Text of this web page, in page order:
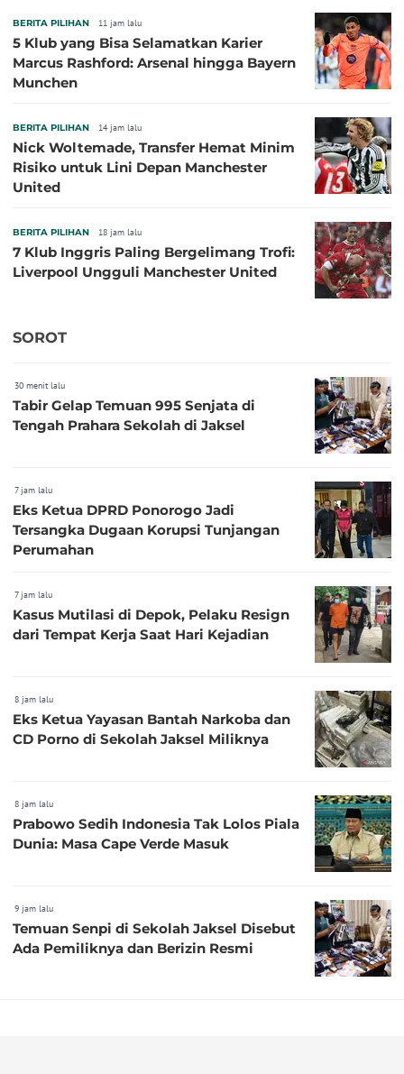
BERITA PILIHAN 11 jam lalu
5 Klub yang Bisa Selamatkan Karier
Marcus Rashford: Arsenal hingga Bayern
Munchen
BERITA PILIHAN 14 jam lalu
Nick Woltemade, Transfer Hemat Minim
Risiko untuk Lini Depan Manchester
United
BERITA PILIHAN 18 jam lalu
7 Klub Inggris Paling Bergelimang Trofi:
Liverpool Ungguli Manchester United
SOROT
30 menit lalu
Tabir Gelap Temuan 995 Senjata di
Tengah Prahara Sekolah di Jaksel
7 jam lalu
Eks Ketua DPRD Ponorogo Jadi
Tersangka Dugaan Korupsi Tunjangan
Perumahan
7 jam lalu
Kasus Mutilasi di Depok, Pelaku Resign
dari Tempat Kerja Saat Hari Kejadian
8 jam lalu
Eks Ketua Yayasan Bantah Narkoba dan
CD Porno di Sekolah Jaksel Miliknya
8 jam lalu
Prabowo Sedih Indonesia Tak Lolos Piala
Dunia: Masa Cape Verde Masuk
9 jam lalu
Temuan Senpi di Sekolah Jaksel Disebut
Ada Pemiliknya dan Berizin Resmi